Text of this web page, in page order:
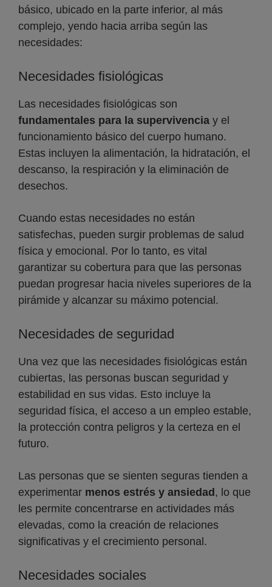
básico, ubicado en la parte inferior, al más
complejo, yendo hacia arriba según las
necesidades:
Necesidades fisiológicas
Las necesidades fisiológicas son
fundamentales para la supervivencia y el
funcionamiento básico del cuerpo humano.
Estas incluyen la alimentación, la hidratación, el
descanso, la respiración y la eliminación de
desechos.
Cuando estas necesidades no están
satisfechas, pueden surgir problemas de salud
física y emocional. Por lo tanto, es vital
garantizar su cobertura para que las personas
puedan progresar hacia niveles superiores de la
pirámide y alcanzar su máximo potencial.
Necesidades de seguridad
Una vez que las necesidades fisiológicas están
cubiertas, las personas buscan seguridad y
estabilidad en sus vidas. Esto incluye la
seguridad física, el acceso a un empleo estable,
la protección contra peligros y la certeza en el
futuro.
Las personas que se sienten seguras tienden a
experimentar menos estrés y ansiedad , lo que
les permite concentrarse en actividades más
elevadas, como la creación de relaciones
significativas y el crecimiento personal.
Necesidades sociales